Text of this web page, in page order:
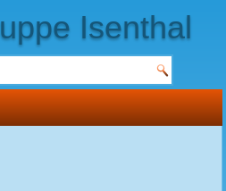
Isenthal